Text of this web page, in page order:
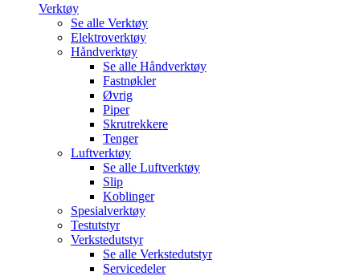
Verktøy
Se alle Verktøy
Elektroverktøy
Håndverktøy
Se alle Håndverktøy
Fastnøkler
Øvrig
Piper
Skrutrekkere
Tenger
Luftverktøy
Se alle Luftverktøy
Slip
Koblinger
Spesialverktøy
Testutstyr
Verkstedutstyr
Se alle Verkstedutstyr
Servicedeler